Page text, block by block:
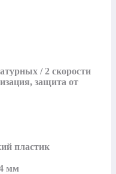
/ 2 скорости
защита от
пластик
мм